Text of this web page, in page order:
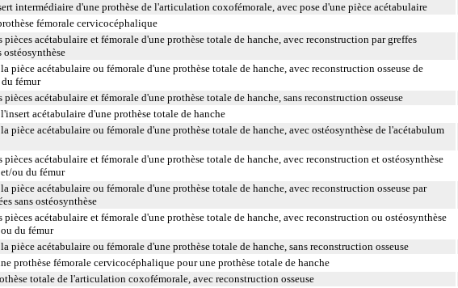
intermédiaire d'une prothèse de l'articulation coxofémorale, avec pose d'une pièce acétabulaire
fémorale cervicocéphalique
pièces acétabulaire et fémorale d'une prothèse totale de hanche, avec reconstruction par greffes
ostéosynthèse
pièce acétabulaire ou fémorale d'une prothèse totale de hanche, avec reconstruction osseuse de
fémur
pièces acétabulaire et fémorale d'une prothèse totale de hanche, sans reconstruction osseuse
acétabulaire d'une prothèse totale de hanche
pièce acétabulaire ou fémorale d'une prothèse totale de hanche, avec ostéosynthèse de l'acétabulum
pièces acétabulaire et fémorale d'une prothèse totale de hanche, avec reconstruction et ostéosynthèse
ou du fémur
pièce acétabulaire ou fémorale d'une prothèse totale de hanche, avec reconstruction osseuse par
sans ostéosynthèse
pièces acétabulaire et fémorale d'une prothèse totale de hanche, avec reconstruction ou ostéosynthèse
du fémur
pièce acétabulaire ou fémorale d'une prothèse totale de hanche, sans reconstruction osseuse
prothèse fémorale cervicocéphalique pour une prothèse totale de hanche
totale de l'articulation coxofémorale, avec reconstruction osseuse